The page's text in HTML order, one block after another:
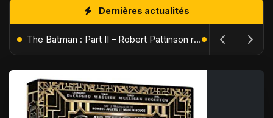
Dernières actualités
L'Âge de Glace : Le Réveil du Volcan – Manny, Sid et Diego de retour pour une aventure explosive The Batman : Part II – Robert Pattinson replonge dans les ténèbres de Gotham dès octobre 2027